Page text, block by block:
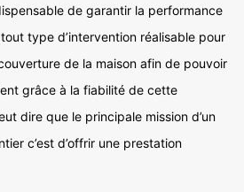
de garantir la performance
type d’intervention réalisable pour
de la maison afin de pouvoir
grâce à la fiabilité de cette
dire que le principale mission d’un
c’est d’offrir une prestation